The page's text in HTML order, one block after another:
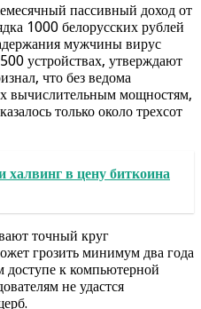
пассивный доход от
1000 белорусских рублей
мужчины вирус
устройствах, утверждают
что без ведома
вычислительным мощностям,
только около трехсот
халвинг в цену биткоина
точный круг
грозить минимум два года
доступе к компьютерной
не удастся